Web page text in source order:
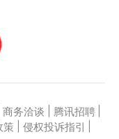
商务洽谈 腾讯招聘
策 侵权投诉指引